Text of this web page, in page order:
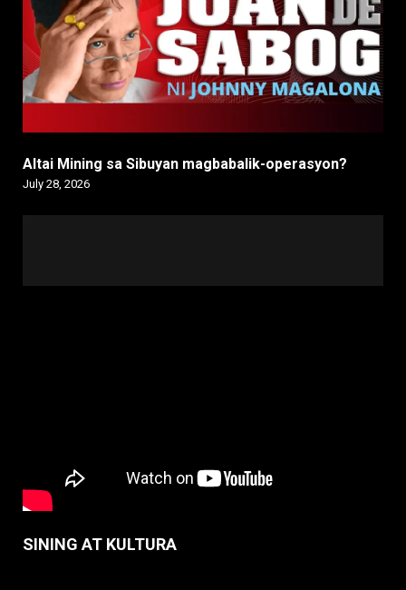
Altai Mining sa Sibuyan magbabalik-operasyon?
July 28, 2026
SINING AT KULTURA